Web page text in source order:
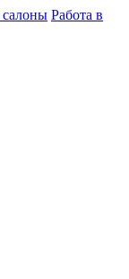
Работа в